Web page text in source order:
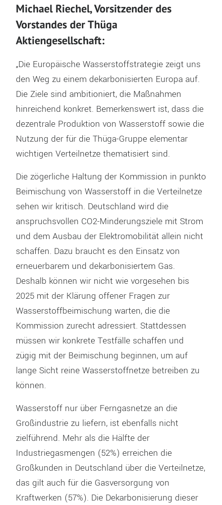
Michael Riechel, Vorsitzender des
Vorstandes der Thüga
Aktiengesellschaft:
„Die Europäische Wasserstoffstrategie zeigt uns
den Weg zu einem dekarbonisierten Europa auf.
Die Ziele sind ambitioniert, die Maßnahmen
hinreichend konkret. Bemerkenswert ist, dass die
dezentrale Produktion von Wasserstoff sowie die
Nutzung der für die Thüga-Gruppe elementar
wichtigen Verteilnetze thematisiert sind.
Die zögerliche Haltung der Kommission in punkto
Beimischung von Wasserstoff in die Verteilnetze
sehen wir kritisch. Deutschland wird die
anspruchsvollen CO2-Minderungsziele mit Strom
und dem Ausbau der Elektromobilität allein nicht
schaffen. Dazu braucht es den Einsatz von
erneuerbarem und dekarbonisiertem Gas.
Deshalb können wir nicht wie vorgesehen bis
2025 mit der Klärung offener Fragen zur
Wasserstoffbeimischung warten, die die
Kommission zurecht adressiert. Stattdessen
müssen wir konkrete Testfälle schaffen und
zügig mit der Beimischung beginnen, um auf
lange Sicht reine Wasserstoffnetze betreiben zu
können.
Wasserstoff nur über Ferngasnetze an die
Großindustrie zu liefern, ist ebenfalls nicht
zielführend. Mehr als die Hälfte der
Industriegasmengen (52%) erreichen die
Großkunden in Deutschland über die Verteilnetze,
das gilt auch für die Gasversorgung von
Kraftwerken (57%). Die Dekarbonisierung dieser